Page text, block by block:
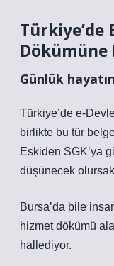
Türkiye’de
Dökümüne
Günlük
Türkiye’de e-
birlikte bu tür
Eskiden SGK’ya
düşünecek
Bursa’da bile
hizmet dökümü
hallediyor.